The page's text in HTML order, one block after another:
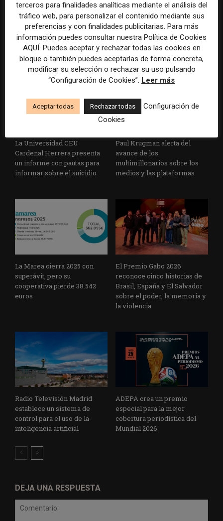
EFE publica una guía para
integrar la inteligencia
artificial en sus procesos
informativos con supervisión
humana
Substack incorpora una
herramienta que estima
cuánto contenido ha sido
escrito con inteligencia
artificial
La Universidad CEU
Cardenal Herrera presenta
un informe con pautas para
informar sobre el suicidio
Paul Krugman alerta del
avance de los
multimillonarios sobre los
medios y las plataformas
La Marea cierra 2025 con
superávit, pero su
cooperativa pierde 38.542
euros
El Premio Gabo 2026
reconoce cinco historias de
Brasil, España y El Salvador
sobre el poder, la memoria y
la violencia
Radio Televisión Madrid
establece un sistema de
control para el uso de la
inteligencia artificial
ADEPA crea un premio
especial para la mejor
cobertura periodística del
Mundial 2026
DEJA UNA RESPUESTA
terceros para finalidades analíticas mediante el análisis del
tráfico web, para personalizar el contenido mediante sus
preferencias y con finalidades publicitarias. Para más
información puedes consultar nuestra Política de Cookies
AQUÍ. Puedes aceptar y rechazar todas las cookies en
bloque o también puedes aceptarlas de forma concreta,
modificar su selección o rechazar su uso pulsando
“Configuración de Cookies”. Leer más
Aceptar todas Rechazar todas
Configuración de
Cookies